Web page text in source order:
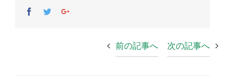
Facebook
TwitterGoogle+
前の記事へ 次の記事へ